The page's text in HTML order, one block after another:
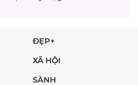
ĐẸP+
XÃ HỘI
SÀNH